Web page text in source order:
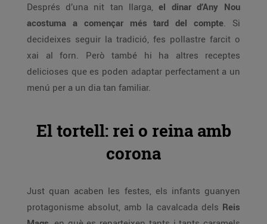
Després d’una nit tan llarga, el dinar d’Any Nou
acostuma a començar més tard del compte. Si
decideixes seguir la tradició, fes pollastre farcit o
xai al forn. Però també hi ha altres receptes
delicioses que es poden adaptar perfectament a un
menú per a un dia tan familiar.
El tortell: rei o reina amb
corona
Just quan acaben les festes, els infants guanyen
protagonisme absolut, amb la cavalcada dels Reis